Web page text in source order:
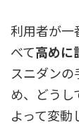
利用者が一
べて高めに
スニダン
め、どうし
よって変